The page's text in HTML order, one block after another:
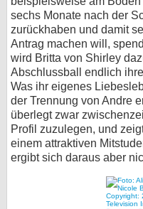
sechs Monate nach der
zurückhaben und damit
Antrag machen will,
wird Britta von Shirley
Abschlussball endlich
Was ihr eigenes
der Trennung von Andre
überlegt zwar
Profil zuzulegen, und
einem attraktiven
ergibt sich daraus aber